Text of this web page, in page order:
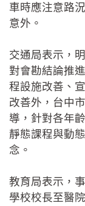
車時應注意路
意外。
交通局表示，
對會勘結論推
程設施改善、
改善外，台中
導，針對各年
靜態課程與動
念。
教育局表示，
學校校長至醫